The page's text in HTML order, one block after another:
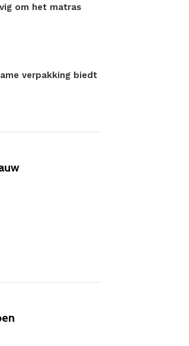
om het matras
verpakking biedt